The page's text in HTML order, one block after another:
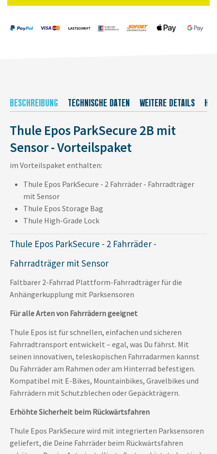
BESCHREIBUNG TECHNISCHE DATEN WEITERE DETAILS
Thule Epos ParkSecure 2B mit
Sensor - Vorteilspaket
im Vorteilspaket enthalten:
Thule Epos ParkSecure - 2 Fahrräder - Fahrradträger
mit Sensor
Thule Epos Storage Bag
Thule High-Grade Lock
Thule Epos ParkSecure - 2 Fahrräder -
Fahrradträger mit Sensor
Faltbarer 2-Fahrrad Plattform-Fahrradträger für die
Anhängerkupplung mit Parksensoren
Für alle Arten von Fahrrädern geeignet
Thule Epos ist für schnellen, einfachen und sicheren
Fahrradtransport entwickelt – egal, was Du fährst. Mit
seinen innovativen, teleskopischen Fahrradarmen kannst
Du Fahrräder am Rahmen oder am Hinterrad befestigen.
Kompatibel mit E-Bikes, Mountainbikes, Gravelbikes und
Fahrrädern mit Schutzblechen oder Gepäckträgern.
Erhöhte Sicherheit beim Rückwärtsfahren
Thule Epos ParkSecure wird mit integrierten Parksensoren
geliefert, die Deine Fahrräder beim Rückwärtsfahren